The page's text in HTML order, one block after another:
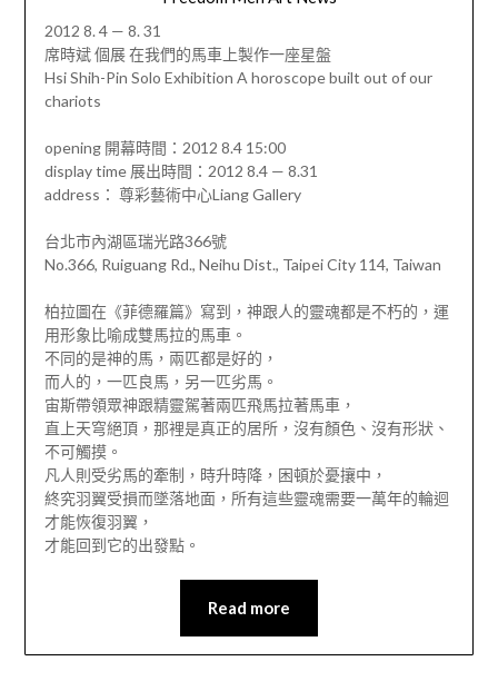
2012 8. 4 — 8. 31
席時斌 個展 在我們的馬車上製作一座星盤
Hsi Shih-Pin Solo Exhibition A horoscope built out of our
chariots
opening 開幕時間：2012 8.4 15:00
display time 展出時間：2012 8.4 — 8.31
address： 尊彩藝術中心Liang Gallery
台北市內湖區瑞光路366號
No.366, Ruiguang Rd., Neihu Dist., Taipei City 114, Taiwan
柏拉圖在《菲德羅篇》寫到，神跟人的靈魂都是不朽的，運
用形象比喻成雙馬拉的馬車。
不同的是神的馬，兩匹都是好的，
而人的，一匹良馬，另一匹劣馬。
宙斯帶領眾神跟精靈駕著兩匹飛馬拉著馬車，
直上天穹絕頂，那裡是真正的居所，沒有顏色、沒有形狀、
不可觸摸。
凡人則受劣馬的牽制，時升時降，困頓於憂攘中，
終究羽翼受損而墜落地面，所有這些靈魂需要一萬年的輪迴
才能恢復羽翼，
才能回到它的出發點。
Read more